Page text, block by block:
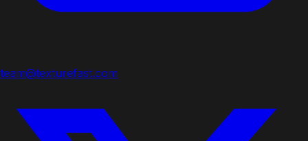
team@texturefast.com